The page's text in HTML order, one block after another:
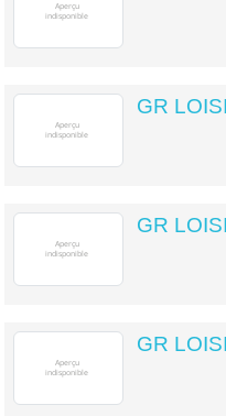
GR
GR
GR